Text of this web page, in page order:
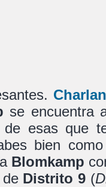
se encuentra
esas que
bien
Blomkamp
Distrito 9 (